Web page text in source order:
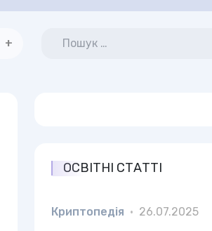
ОСВІТНІ СТАТТІ
Криптопедія • 26.07.2025